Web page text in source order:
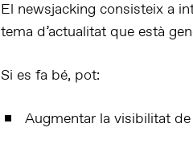
El newsjacking consisteix a
tema d’actualitat que està
Si es fa bé, pot:
Augmentar la visibilitat